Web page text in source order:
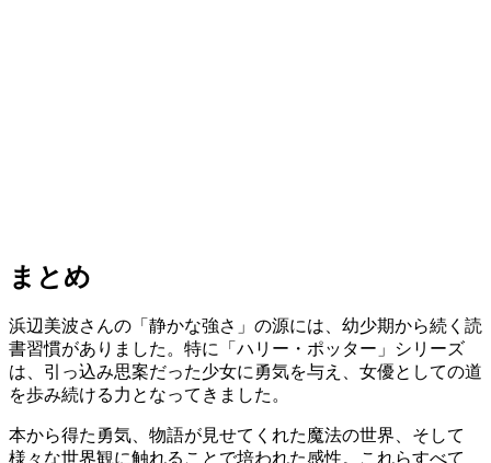
まとめ
浜辺美波さんの「静かな強さ」の源には、幼少期から続く読
書習慣がありました。特に「ハリー・ポッター」シリーズ
は、引っ込み思案だった少女に勇気を与え、女優としての道
を歩み続ける力となってきました。
本から得た勇気、物語が見せてくれた魔法の世界、そして
様々な世界観に触れることで培われた感性。これらすべて